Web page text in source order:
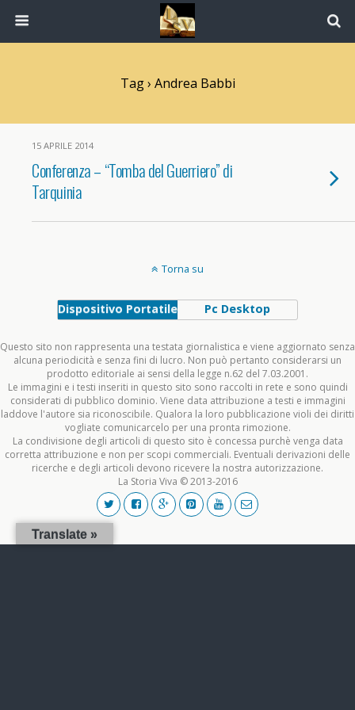
Tag › Andrea Babbi
15 APRILE 2014
Conferenza – “Tomba del Guerriero” di
Tarquinia
Torna su
Dispositivo Portatile Pc Desktop
Questo sito non rappresenta una testata giornalistica e viene aggiornato senza
alcuna periodicità e senza fini di lucro. Non può pertanto considerarsi un
prodotto editoriale ai sensi della legge n.62 del 7.03.2001.
Le immagini e i testi inseriti in questo sito sono raccolti in rete e sono quindi
considerati di pubblico dominio. Viene data attribuzione a testi e immagini
laddove l'autore sia riconoscibile. Qualora la loro pubblicazione violi dei diritti
vogliate comunicarcelo per una pronta rimozione.
La condivisione degli articoli di questo sito è concessa purchè venga data
corretta attribuzione e non per scopi commerciali. Eventuali derivazioni delle
ricerche e degli articoli devono ricevere la nostra autorizzazione.
La Storia Viva © 2013-2016
Translate »